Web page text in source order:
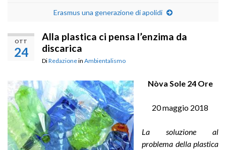
Erasmus una generazione di apolidi
OTT
24
Alla plastica ci pensa l’enzima da
discarica
DiRedazionein Ambientalismo
Nòva Sole 24 Ore
20 maggio 2018
La soluzione al
problema della plastica